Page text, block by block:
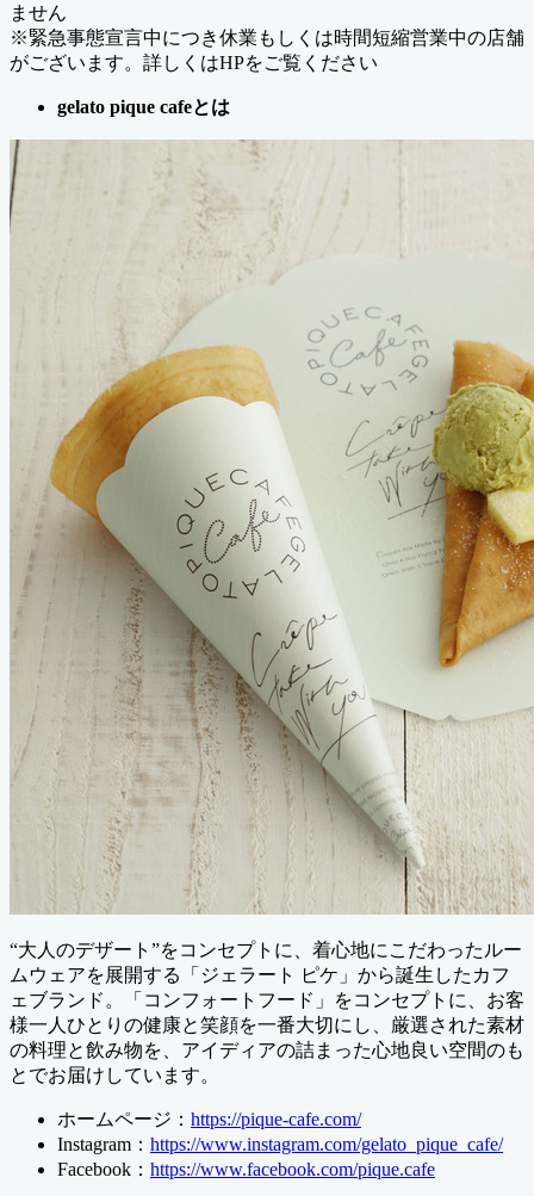
ません
※緊急事態宣言中につき休業もしくは時間短縮営業中の店舗
がございます。詳しくはHPをご覧ください
gelato pique cafeとは
“大人のデザート”をコンセプトに、着心地にこだわったルー
ムウェアを展開する「ジェラート ピケ」から誕生したカフ
ェブランド。「コンフォートフード」をコンセプトに、お客
様一人ひとりの健康と笑顔を一番大切にし、厳選された素材
の料理と飲み物を、アイディアの詰まった心地良い空間のも
とでお届けしています。
ホームページ： https://pique-cafe.com/
Instagram： https://www.instagram.com/gelato_pique_cafe/
Facebook： https://www.facebook.com/pique.cafe